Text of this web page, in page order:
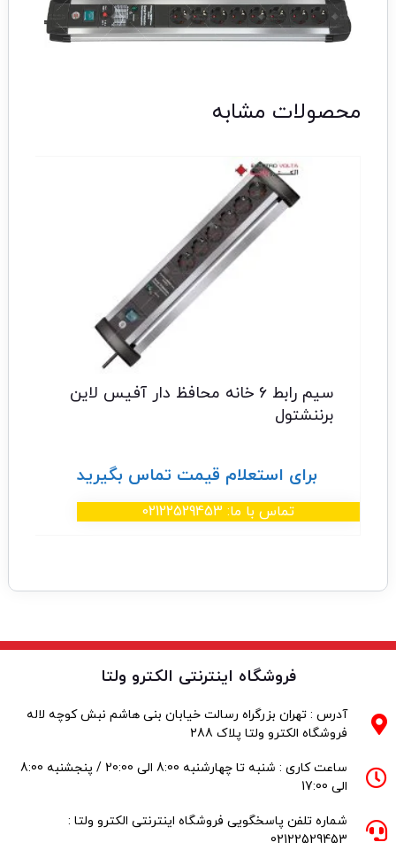
محصولات مشابه
سیم رابط 6 خانه محافظ دار آفیس لاین
برننشتول
برای استعلام قیمت تماس بگیرید
تماس با ما: 02122529453
فروشگاه اینترنتی الکترو ولتا
آدرس : تهران بزرگراه رسالت خیابان بنی هاشم نبش کوچه لاله
فروشگاه الکترو ولتا پلاک 288
ساعت کاری : شنبه تا چهارشنبه 8:00 الی 20:00 / پنجشنبه 8:00
الی 17:00
شماره تلفن پاسخگویی فروشگاه اینترنتی الکترو ولتا :
02122529453